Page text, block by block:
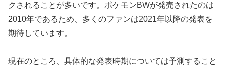
クされることが多いです。ポケモンBWが発売されたのは
2010年であるため、多くのファンは2021年以降の発表を
期待しています。
現在のところ、具体的な発表時期については予測すること